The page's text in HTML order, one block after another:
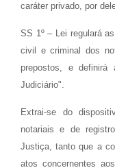
caráter privado, por
SS 1º – Lei regulará
civil e criminal dos
prepostos, e
Judiciário".
Extrai-se do
notariais e de
Justiça, tanto que a
atos concernentes